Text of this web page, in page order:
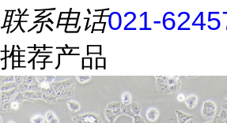
联系电话021-
推荐产品